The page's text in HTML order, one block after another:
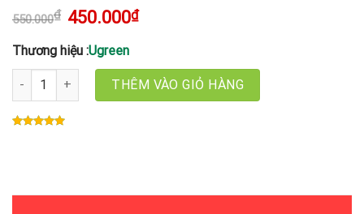
550.000₫
Giá
gốc
550.000₫.
450.000₫Giá
hiện
Thương hiệu :Ugreen
Bộ Gộp VGA 4 Vào 1 Ra Ugreen 50279 Hỗ Trợ FullHD 500MHz số
THÊM VÀO GIỎ HÀNG